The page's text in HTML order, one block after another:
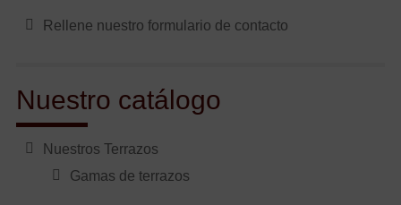
Rellene nuestro formulario de contacto
Nuestro catálogo
Nuestros Terrazos
Gamas de terrazos